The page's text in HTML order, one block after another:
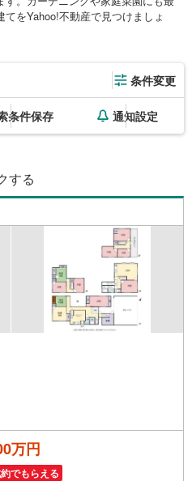
をYahoo!不動産で見つけましょ
条件変更
条件保存 通知設定
する
万円
でもらえる